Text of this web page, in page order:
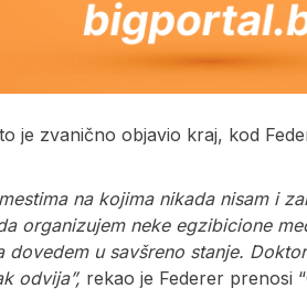
je zvanično objavio kraj, kod
na kojima nikada nisam i
organizujem neke egzibicione
u savšreno stanje.
odvija”, rekao je Federer prenosi